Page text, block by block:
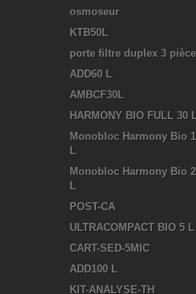
osmoseur
KTB50L
porte filtre duplex 3
ADD60 L
AMBCF30L
HARMONY BIO FULL 30
Monobloc Harmony Bio
L
Monobloc Harmony Bio
L
POST-CA
ULTRACOMPACT BIO 5 L
CART-SED-5MIC
ADD100 L
KIT-ANALYSE-TH